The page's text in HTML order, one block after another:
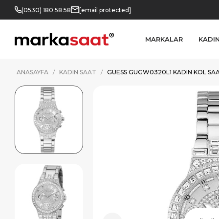
(0530) 180 58 58 [email protected]
MARKALAR
ANASAYFA KADIN SAAT GUESS GUGW0320L1 KADIN KOL